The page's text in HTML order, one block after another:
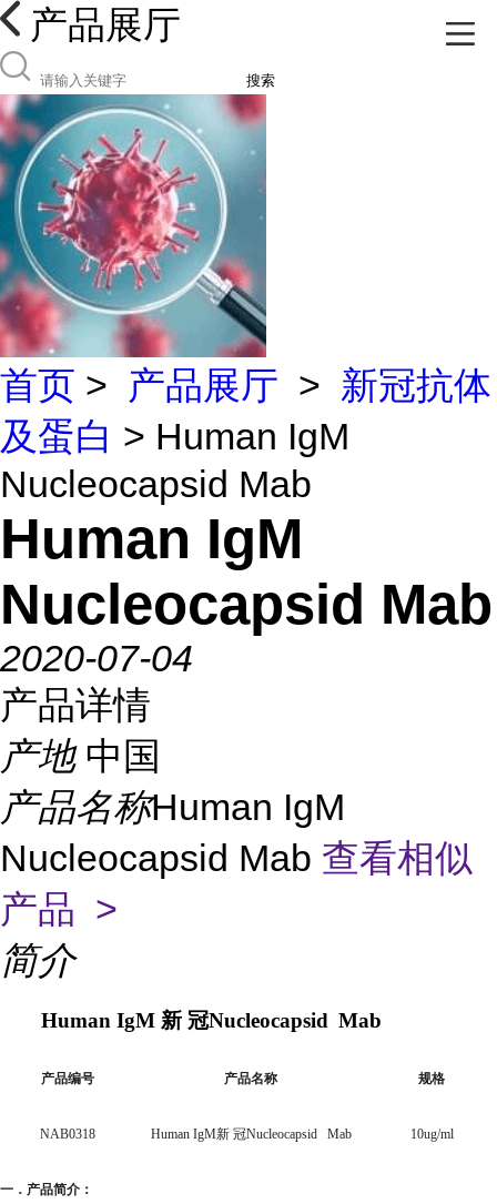
产品展厅
搜索
首页 > 产品展厅 > 新冠抗体
及蛋白 > Human IgM
Nucleocapsid Mab
Human IgM
Nucleocapsid Mab
2020-07-04
产品详情
产地 中国
产品名称Human IgM
Nucleocapsid Mab 查看相似
产品 >
简介
Human IgM 新 冠Nucleocapsid Mab
产品编号 产品名称 规格
NAB0318 Human IgM新 冠Nucleocapsid Mab 10ug/ml
一．产品简介：